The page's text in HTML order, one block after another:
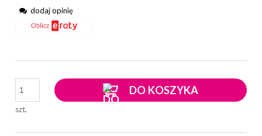
dodaj opinię
szt.
DO KOSZYKA